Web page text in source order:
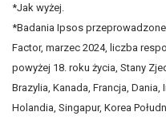
*Jak wyżej.
*Badania Ipsos
Factor, marzec 2024, liczba
powyżej 18. roku życia, Stany
Brazylia, Kanada, Francja, Dania,
Holandia, Singapur, Korea